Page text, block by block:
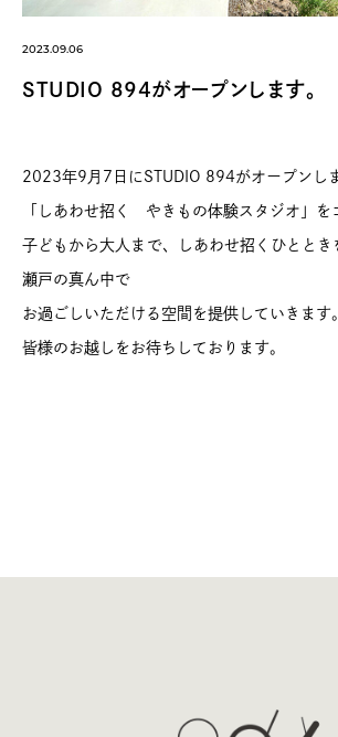
2023.09.06
STUDIO 894がオープンします。
2023年9月7日にSTUDIO 894がオープンし
「しあわせ招く やきもの体験スタジオ」を
子どもから大人まで、しあわせ招くひととき
瀬戸の真ん中で
お過ごしいただける空間を提供していきます。
皆様のお越しをお待ちしております。